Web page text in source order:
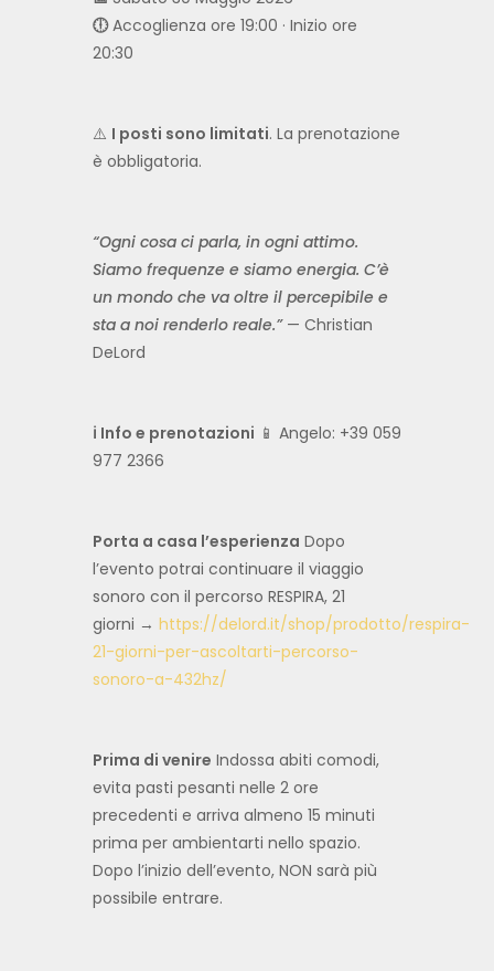
🕕Accoglienza ore 19:00 · Inizio ore
20:30
⚠️ I posti sono limitati. La prenotazione
è obbligatoria.
“Ogni cosa ci parla, in ogni attimo.
Siamo frequenze e siamo energia. C’è
un mondo che va oltre il percepibile e
sta a noi renderlo reale.”— Christian
DeLord
ℹ️ Info e prenotazioni 📱 Angelo: +39 059
977 2366
Porta a casa l’esperienza Dopo
l’evento potrai continuare il viaggio
sonoro con il percorso RESPIRA, 21
giorni → https://delord.it/shop/prodotto/respira-
21-giorni-per-ascoltarti-percorso-
sonoro-a-432hz/
Prima di venire Indossa abiti comodi,
evita pasti pesanti nelle 2 ore
precedenti e arriva almeno 15 minuti
prima per ambientarti nello spazio.
Dopo l’inizio dell’evento, NON sarà più
possibile entrare.